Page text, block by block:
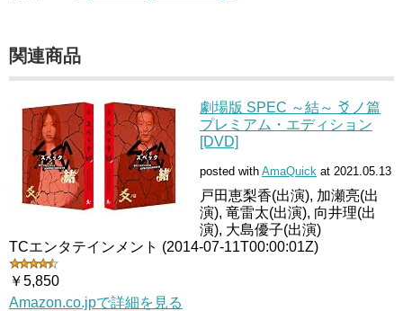
関連商品
劇場版 SPEC ～結～ 爻ノ篇
プレミアム・エディション
[DVD]
posted with AmaQuick at 2021.05.13
戸田恵梨香(出演), 加瀬亮(出
演), 竜雷太(出演), 向井理(出
演), 大島優子(出演)
TCエンタテインメント (2014-07-11T00:00:01Z)
￥5,850
Amazon.co.jpで詳細を見る